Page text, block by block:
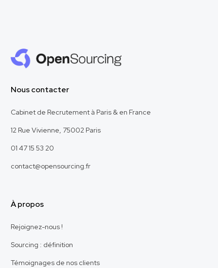
Nous contacter
Cabinet de Recrutement à Paris & en France
12 Rue Vivienne, 75002 Paris
01 47 15 53 20
contact@opensourcing.fr
À propos
Rejoignez-nous !
Sourcing : définition
Témoignages de nos clients